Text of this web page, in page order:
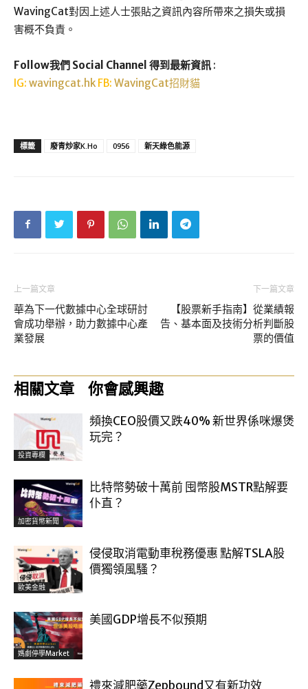
WavingCat對因上述人士張貼之資訊內容所帶來之損失或損
害概不負責。
Follow我們 Social Channel 得到最新資訊 :
IG: wavingcat.hkFB: WavingCat招財貓
標籤 廢青炒家K.Ho 0956 新天綠色能源
上一篇文章
華為下一代數據中心全球研討
會成功舉辦，助力數據中心產
業發展
下一篇文章
【股票新手指南】從業績報
告、基本面及技術分析判斷股
票的價值
相關文章 你會感興趣
投資專欄
頻換CEO股價又跌40% 新世界係咪爆煲
玩完？
加密貨幣新聞
比特幣勢破十萬前 囤幣股MSTR點解要
仆直？
歐美金融
侵侵取消電動車稅務優惠 點解TSLA股
價獨領風騷？
媽劇停學market
美國GDP增長不似預期
禮來減肥藥Zepbound又有新功效